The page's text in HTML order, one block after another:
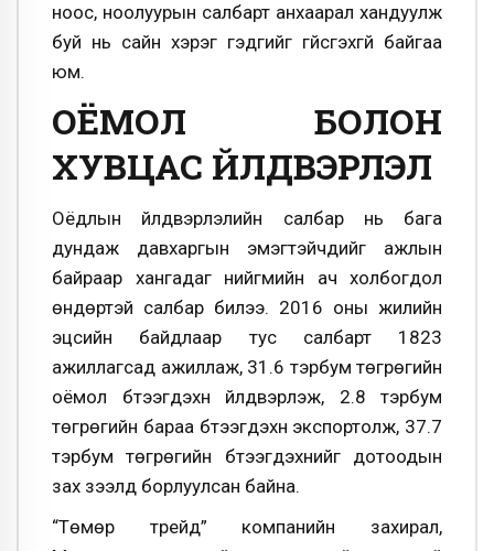
ноос, ноолуурын салбарт анхаарал хандуулж
буй нь сайн хэрэг гэдгийг үгүйсгэхгүй байгаа
юм.
ОЁМОЛ БОЛОН
ХУВЦАС ҮЙЛДВЭРЛЭЛ
Оёдлын үйлдвэрлэлийн салбар нь бага
дундаж давхаргын эмэгтэйчүүдийг ажлын
байраар хангадаг нийгмийн ач холбогдол
өндөртэй салбар билээ. 2016 оны жилийн
эцсийн байдлаар тус салбарт 1823
ажиллагсад ажиллаж, 31.6 тэрбум төгрөгийн
оёмол бүтээгдэхүүн үйлдвэрлэж, 2.8 тэрбум
төгрөгийн бараа бүтээгдэхүүн экспортолж, 37.7
тэрбум төгрөгийн бүтээгдэхүүнийг дотоодын
зах зээлд борлуулсан байна.
“Төмөр трейд” компанийн захирал,